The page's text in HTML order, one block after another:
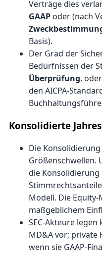
Verträge dies
GAAP oder (nach
Basis).
Der Grad der
Bedürfnissen der
Überprüfung, oder
den AICPA-
Konsolidierte
Die
Größenschwellen.
die
Modell. Die
maßgeblichem
SEC-Akteure
MD&A vor; private
wenn sie GAAP-